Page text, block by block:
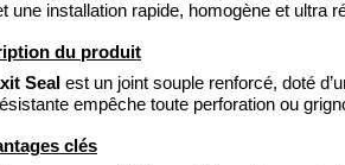
une installation rapide, homogène et ultra
du produit
Seal est un joint souple renforcé, doté
empêche toute perforation ou
clés